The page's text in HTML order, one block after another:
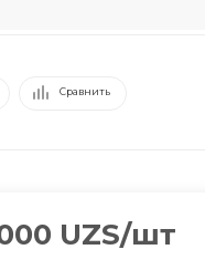
Сравнить
UZS/шт